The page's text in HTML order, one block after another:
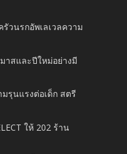
วนรกอัพเลเวลความ
าสและปีใหม่อย่างมี
รุนแรงต่อเด็ก สตรี
ให้ 202 ร้าน